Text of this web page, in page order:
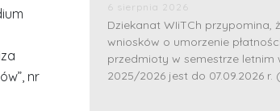
nr
6 sierpnia 2026
Dziekanat WIiTCh przypomina,
wniosków o umorzenie
przedmioty w semestrze letnim
2025/2026 jest do 07.09.2026 r.